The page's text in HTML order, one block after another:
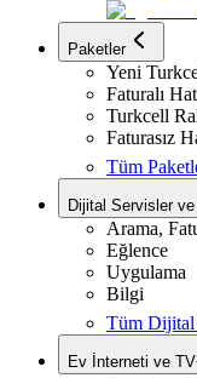
Paketler
Yeni
Faturalı Hat
Turkcell
Faturasız
Tüm
Dijital Servisler
Arama,
Eğlence
Uygulama
Bilgi
Tüm Dijital
Ev İnterneti ve